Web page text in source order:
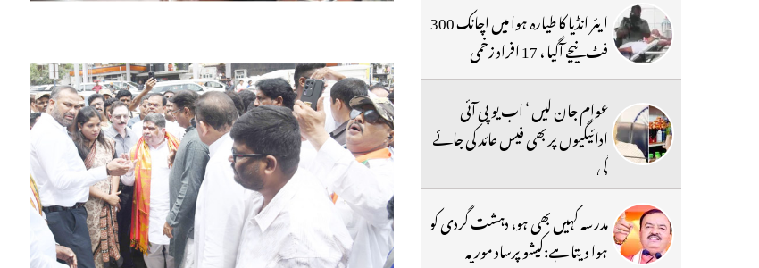
ایئر انڈیا کا طیارہ ہوا میں اچانک 300
فٹ نیچے آگیا ، 17 افراد زخمی
عوام جان لیں ‘ اب یو پی آئی
ادائیگیوں پر بھی فیس عائد کی جائے
گی
مدرسہ کہیں بھی ہو، دہشت گردی کو
ہوا دیتا ہے:کیشو پرساد موریہ